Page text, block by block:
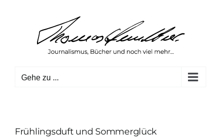
springen
Gehe zu ...
Frühlingsduft und Sommerglück